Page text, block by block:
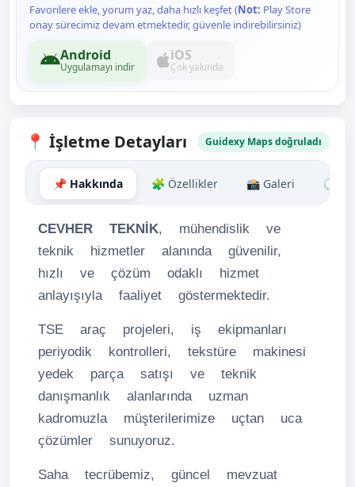
Favorilere ekle, yorum yaz, daha hızlı keşfet (Not: Play Store
onay sürecimiz devam etmektedir, güvenle indirebilirsiniz)
Android
Uygulamayı indir
iOS
Çok yakında
📍 İşletme Detayları Guidexy Maps doğruladı
📌 Hakkında 🧩 Özellikler 📸 Galeri 🕒
CEVHER TEKNİK, mühendislik ve
teknik hizmetler alanında güvenilir,
hızlı ve çözüm odaklı hizmet
anlayışıyla faaliyet göstermektedir.
TSE araç projeleri, iş ekipmanları
periyodik kontrolleri, tekstüre makinesi
yedek parça satışı ve teknik
danışmanlık alanlarında uzman
kadromuzla müşterilerimize uçtan uca
çözümler sunuyoruz.
Saha tecrübemiz, güncel mevzuat